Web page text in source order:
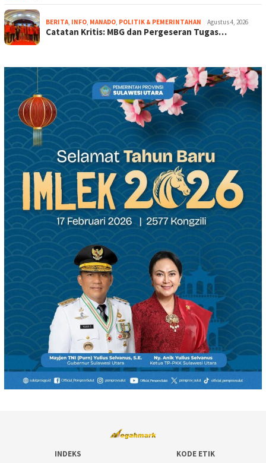
BERITA, INFO, MANADO, POLITIK & PEMERINTAHAN Agustus 4, 2026
Catatan Kritis: MBG dan Pergeseran Tugas…
INDEKS KODE ETIK